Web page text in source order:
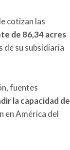
cotizan las
de 86,34 acres
de su subsidiaria
fuentes
la capacidad de
en América del